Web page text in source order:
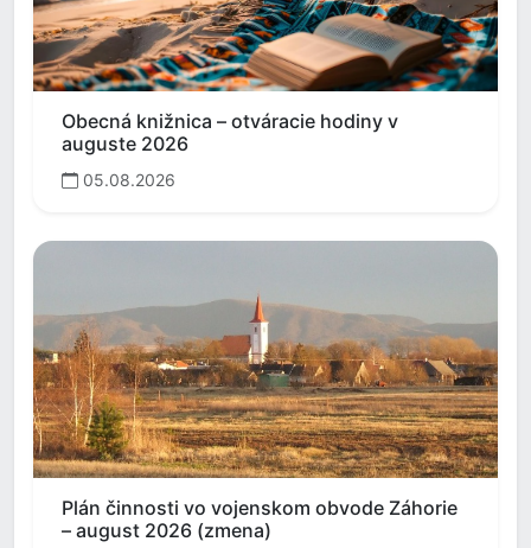
Obecná knižnica – otváracie hodiny v
auguste 2026
05.08.2026
Plán činnosti vo vojenskom obvode Záhorie
– august 2026 (zmena)